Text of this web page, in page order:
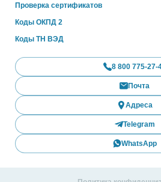
Проверка сертификатов
Коды ОКПД 2
Коды ТН ВЭД
8 800 775-27-
Почта
Адреса
Telegram
WhatsApp